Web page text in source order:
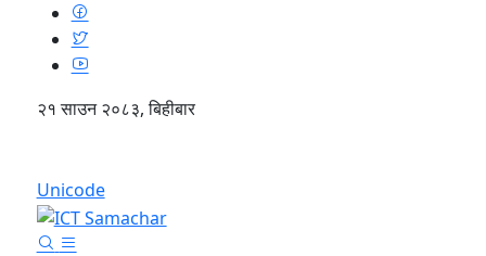
२१ साउन २०८३, बिहीबार
Unicode